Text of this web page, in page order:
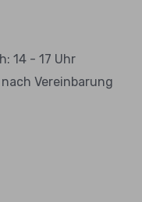
14 - 17 Uhr
Vereinbarung